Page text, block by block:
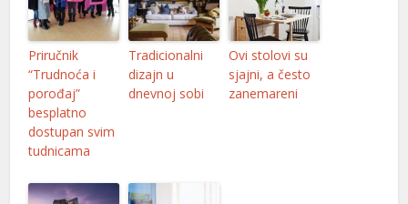
Priručnik
“Trudnoća i
porođaj”
besplatno
dostupan svim
tudnicama
Tradicionalni
dizajn u
dnevnoj sobi
Ovi stolovi su
sjajni, a često
zanemareni